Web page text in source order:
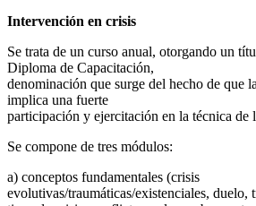
Intervención en crisis
Se trata de un curso anual, otorgando un
Diploma de Capacitación,
denominación que surge del hecho de que
implica una fuerte
participación y ejercitación en la técnica de
Se compone de tres módulos:
a) conceptos fundamentales (crisis
evolutivas/traumáticas/existenciales, duelo,